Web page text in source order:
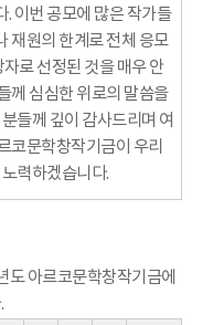
이번 공모에 많은 작가들
재원의 한계로 전체 응모
로 선정된 것을 매우 안
께 심심한 위로의 말씀을
들께 깊이 감사드리며 여
코문학창작기금이 우리
력하겠습니다.
아르코문학창작기금에